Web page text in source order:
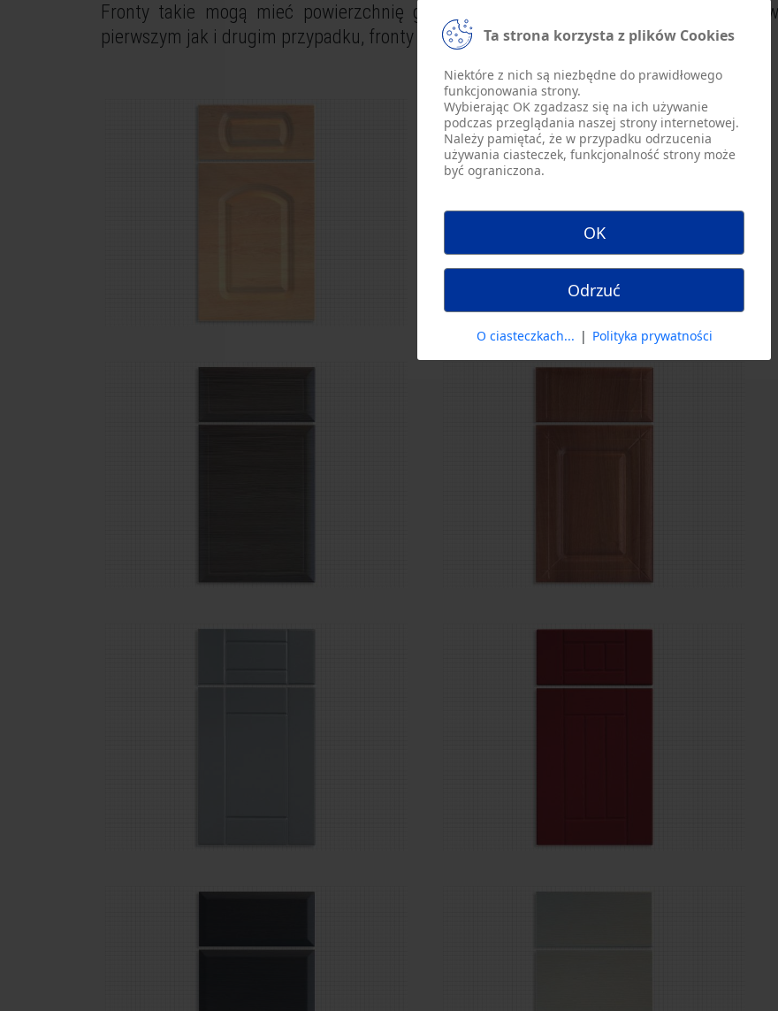
Fronty takie mogą mieć powierzchnię gładką jak również w dowolny sposób
pierwszym jak i drugim przypadku, fronty prezentują się doskonale.Ta strona korzysta z plików Cookies
Niektóre z nich są niezbędne do prawidłowego
funkcjonowania strony.
Wybierając OK zgadzasz się na ich używanie
podczas przeglądania naszej strony internetowej.
Należy pamiętać, że w przypadku odrzucenia
używania ciasteczek, funkcjonalność strony może
być ograniczona.
OK
Odrzuć
O ciasteczkach... | Polityka prywatności